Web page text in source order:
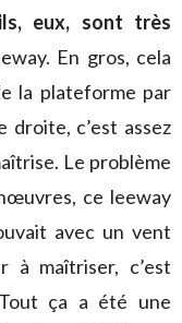
eux, sont très
En gros, cela
la plateforme par
c’est assez
Le problème
ce leeway
avec un vent
à maîtriser, c’est
ça a été une